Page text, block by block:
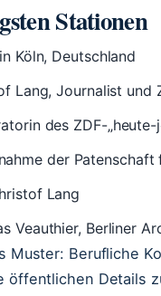
Stationen
Köln, Deutschland
Lang, Journalist und
des ZDF-„heute-
der
Lang
Veauthier, Berliner
Muster: Berufliche
öffentlichen Details